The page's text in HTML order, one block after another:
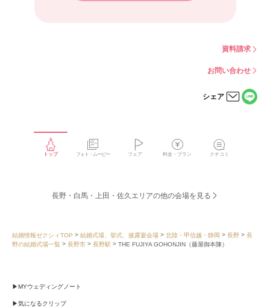
資料請求
お問い合わせ
シェア
る
トップ フォト・ムービー フェア 料金・プラン クチコミ
長野・白馬・上田・佐久エリアの他の会場を見る
結婚情報ゼクシィTOP 結婚式場、挙式、披露宴会場 北陸・甲信越・静岡 長野
長
野の結婚式場一覧
長野市 長野駅 THE FUJIYA GOHONJIN（藤屋御本陳）
MYウェディングノート
気になるクリップ